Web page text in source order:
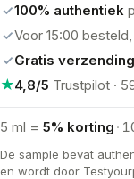
Parfum
aantal
✓100% authentiek
✓Voor 15:00 besteld,
✓Gratis verzending
★4,8/5 Trustpilot ·
5 ml = 5% korting ·
De sample bevat
en wordt door